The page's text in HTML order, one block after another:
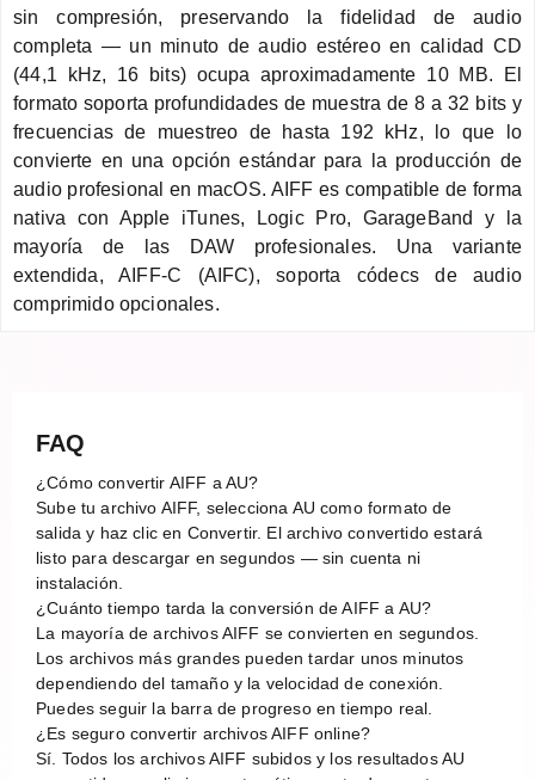
sin compresión, preservando la fidelidad de audio
completa — un minuto de audio estéreo en calidad CD
(44,1 kHz, 16 bits) ocupa aproximadamente 10 MB. El
formato soporta profundidades de muestra de 8 a 32 bits y
frecuencias de muestreo de hasta 192 kHz, lo que lo
convierte en una opción estándar para la producción de
audio profesional en macOS. AIFF es compatible de forma
nativa con Apple iTunes, Logic Pro, GarageBand y la
mayoría de las DAW profesionales. Una variante
extendida, AIFF-C (AIFC), soporta códecs de audio
comprimido opcionales.
FAQ
¿Cómo convertir AIFF a AU?
Sube tu archivo AIFF, selecciona AU como formato de
salida y haz clic en Convertir. El archivo convertido estará
listo para descargar en segundos — sin cuenta ni
instalación.
¿Cuánto tiempo tarda la conversión de AIFF a AU?
La mayoría de archivos AIFF se convierten en segundos.
Los archivos más grandes pueden tardar unos minutos
dependiendo del tamaño y la velocidad de conexión.
Puedes seguir la barra de progreso en tiempo real.
¿Es seguro convertir archivos AIFF online?
Sí. Todos los archivos AIFF subidos y los resultados AU